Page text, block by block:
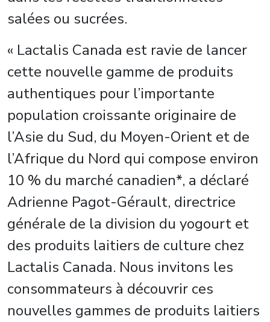
salées ou sucrées.
« Lactalis Canada est ravie de lancer
cette nouvelle gamme de produits
authentiques pour l’importante
population croissante originaire de
l’Asie du Sud, du Moyen-Orient et de
l’Afrique du Nord qui compose environ
10 % du marché canadien*, a déclaré
Adrienne Pagot-Gérault, directrice
générale de la division du yogourt et
des produits laitiers de culture chez
Lactalis Canada. Nous invitons les
consommateurs à découvrir ces
nouvelles gammes de produits laitiers